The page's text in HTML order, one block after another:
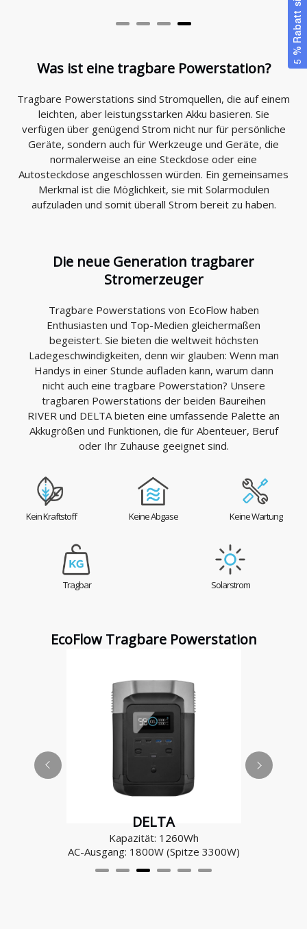
Was ist eine tragbare Powerstation?
Tragbare Powerstations sind Stromquellen, die auf einem
leichten, aber leistungsstarken Akku basieren. Sie
verfügen über genügend Strom nicht nur für persönliche
Geräte, sondern auch für Werkzeuge und Geräte, die
normalerweise an eine Steckdose oder eine
Autosteckdose angeschlossen würden. Ein gemeinsames
Merkmal ist die Möglichkeit, sie mit Solarmodulen
aufzuladen und somit überall Strom bereit zu haben.
Die neue Generation tragbarer
Stromerzeuger
Tragbare Powerstations von EcoFlow haben
Enthusiasten und Top-Medien gleichermaßen
begeistert. Sie bieten die weltweit höchsten
Ladegeschwindigkeiten, denn wir glauben: Wenn man
Handys in einer Stunde aufladen kann, warum dann
nicht auch eine tragbare Powerstation? Unsere
tragbaren Powerstations der beiden Baureihen
RIVER und DELTA bieten eine umfassende Palette an
Akkugrößen und Funktionen, die für Abenteuer, Beruf
oder Ihr Zuhause geeignet sind.
Kein Kraftstoff Keine Abgase Keine Wartung
Tragbar Solarstrom
EcoFlow Tragbare Powerstation
DELTA
Kapazität: 1260Wh
AC-Ausgang: 1800W (Spitze 3300W)